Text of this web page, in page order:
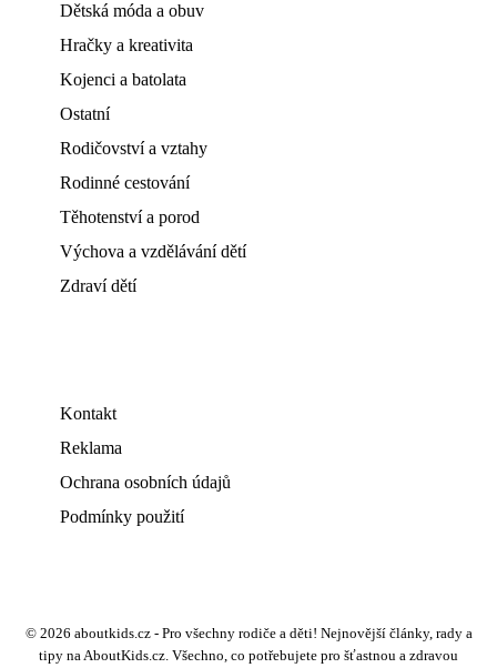
Dětská móda a obuv
Hračky a kreativita
Kojenci a batolata
Ostatní
Rodičovství a vztahy
Rodinné cestování
Těhotenství a porod
Výchova a vzdělávání dětí
Zdraví dětí
Kontakt
Reklama
Ochrana osobních údajů
Podmínky použití
© 2026 aboutkids.cz - Pro všechny rodiče a děti! Nejnovější články, rady a
tipy na AboutKids.cz. Všechno, co potřebujete pro šťastnou a zdravou